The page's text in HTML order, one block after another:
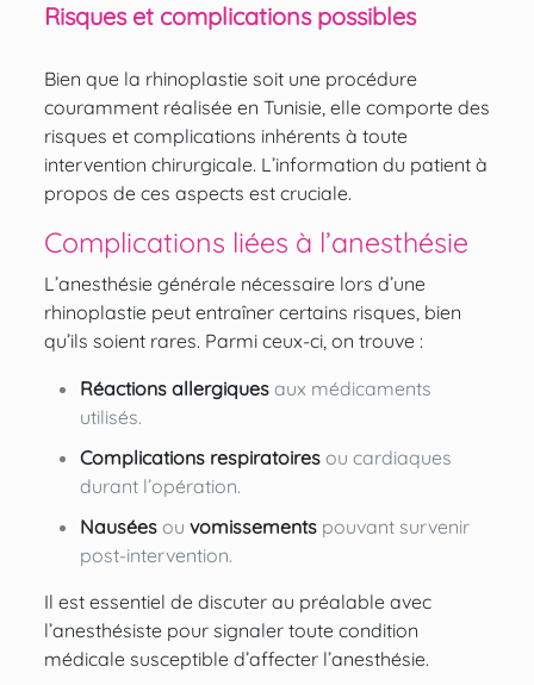
Risques et complications possibles
Bien que la rhinoplastie soit une procédure
couramment réalisée en Tunisie, elle comporte des
risques et complications inhérents à toute
intervention chirurgicale. L’information du patient à
propos de ces aspects est cruciale.
Complications liées à l’anesthésie
L’anesthésie générale nécessaire lors d’une
rhinoplastie peut entraîner certains risques, bien
qu’ils soient rares. Parmi ceux-ci, on trouve :
Réactions allergiquesaux médicaments
utilisés.
Complications respiratoiresou cardiaques
durant l’opération.
Nauséesou vomissementspouvant survenir
post-intervention.
Il est essentiel de discuter au préalable avec
l’anesthésiste pour signaler toute condition
médicale susceptible d’affecter l’anesthésie.